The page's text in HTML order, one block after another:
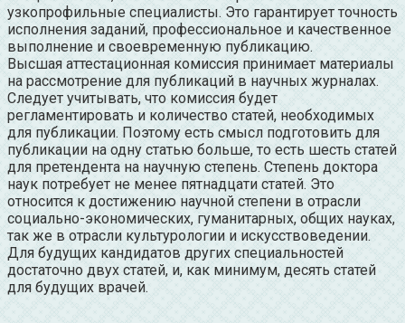
узкопрофильные специалисты. Это гарантирует точность
исполнения заданий, профессиональное и качественное
выполнение и своевременную публикацию.
Высшая аттестационная комиссия принимает материалы
на рассмотрение для публикаций в научных журналах.
Следует учитывать, что комиссия будет
регламентировать и количество статей, необходимых
для публикации. Поэтому есть смысл подготовить для
публикации на одну статью больше, то есть шесть статей
для претендента на научную степень. Степень доктора
наук потребует не менее пятнадцати статей. Это
относится к достижению научной степени в отрасли
социально-экономических, гуманитарных, общих науках,
так же в отрасли культурологии и искусствоведении.
Для будущих кандидатов других специальностей
достаточно двух статей, и, как минимум, десять статей
для будущих врачей.